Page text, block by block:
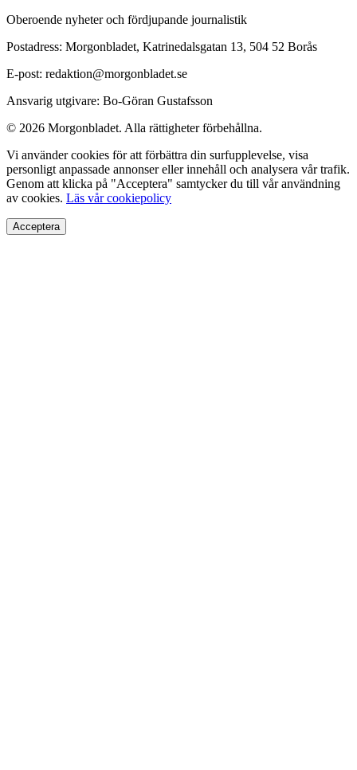
Oberoende nyheter och fördjupande journalistik
Postadress: Morgonbladet, Katrinedalsgatan 13, 504 52 Borås
E-post: redaktion@morgonbladet.se
Ansvarig utgivare: Bo-Göran Gustafsson
© 2026 Morgonbladet. Alla rättigheter förbehållna.
Vi använder cookies för att förbättra din surfupplevelse, visa
personligt anpassade annonser eller innehåll och analysera vår trafik.
Genom att klicka på "Acceptera" samtycker du till vår användning
av cookies. Läs vår cookiepolicy
Acceptera